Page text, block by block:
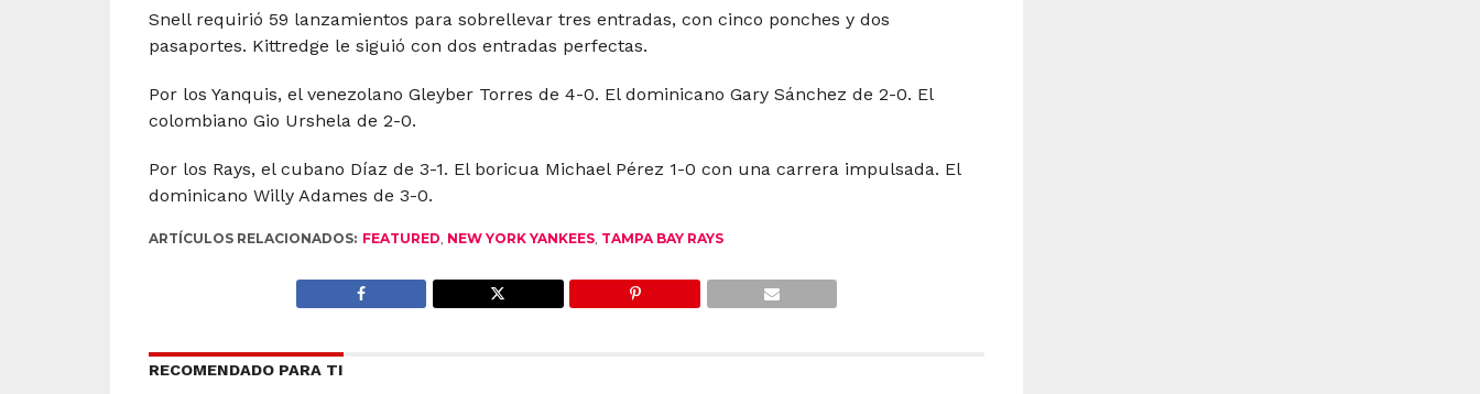
Snell requirió 59 lanzamientos para sobrellevar tres entradas, con cinco ponches y dos
pasaportes. Kittredge le siguió con dos entradas perfectas.
Por los Yanquis, el venezolano Gleyber Torres de 4-0. El dominicano Gary Sánchez de 2-0. El
colombiano Gio Urshela de 2-0.
Por los Rays, el cubano Díaz de 3-1. El boricua Michael Pérez 1-0 con una carrera impulsada. El
dominicano Willy Adames de 3-0.
ARTÍCULOS RELACIONADOS: FEATURED, NEW YORK YANKEES, TAMPA BAY RAYS
RECOMENDADO PARA TI